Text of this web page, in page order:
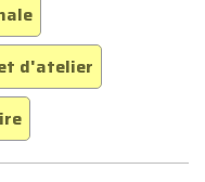
d'atelier